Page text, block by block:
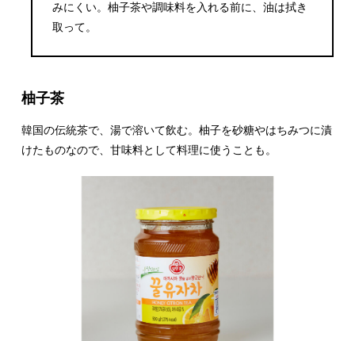
みにくい。柚子茶や調味料を入れる前に、油は拭き
取って。
柚子茶
韓国の伝統茶で、湯で溶いて飲む。柚子を砂糖やはちみつに漬
けたものなので、甘味料として料理に使うことも。